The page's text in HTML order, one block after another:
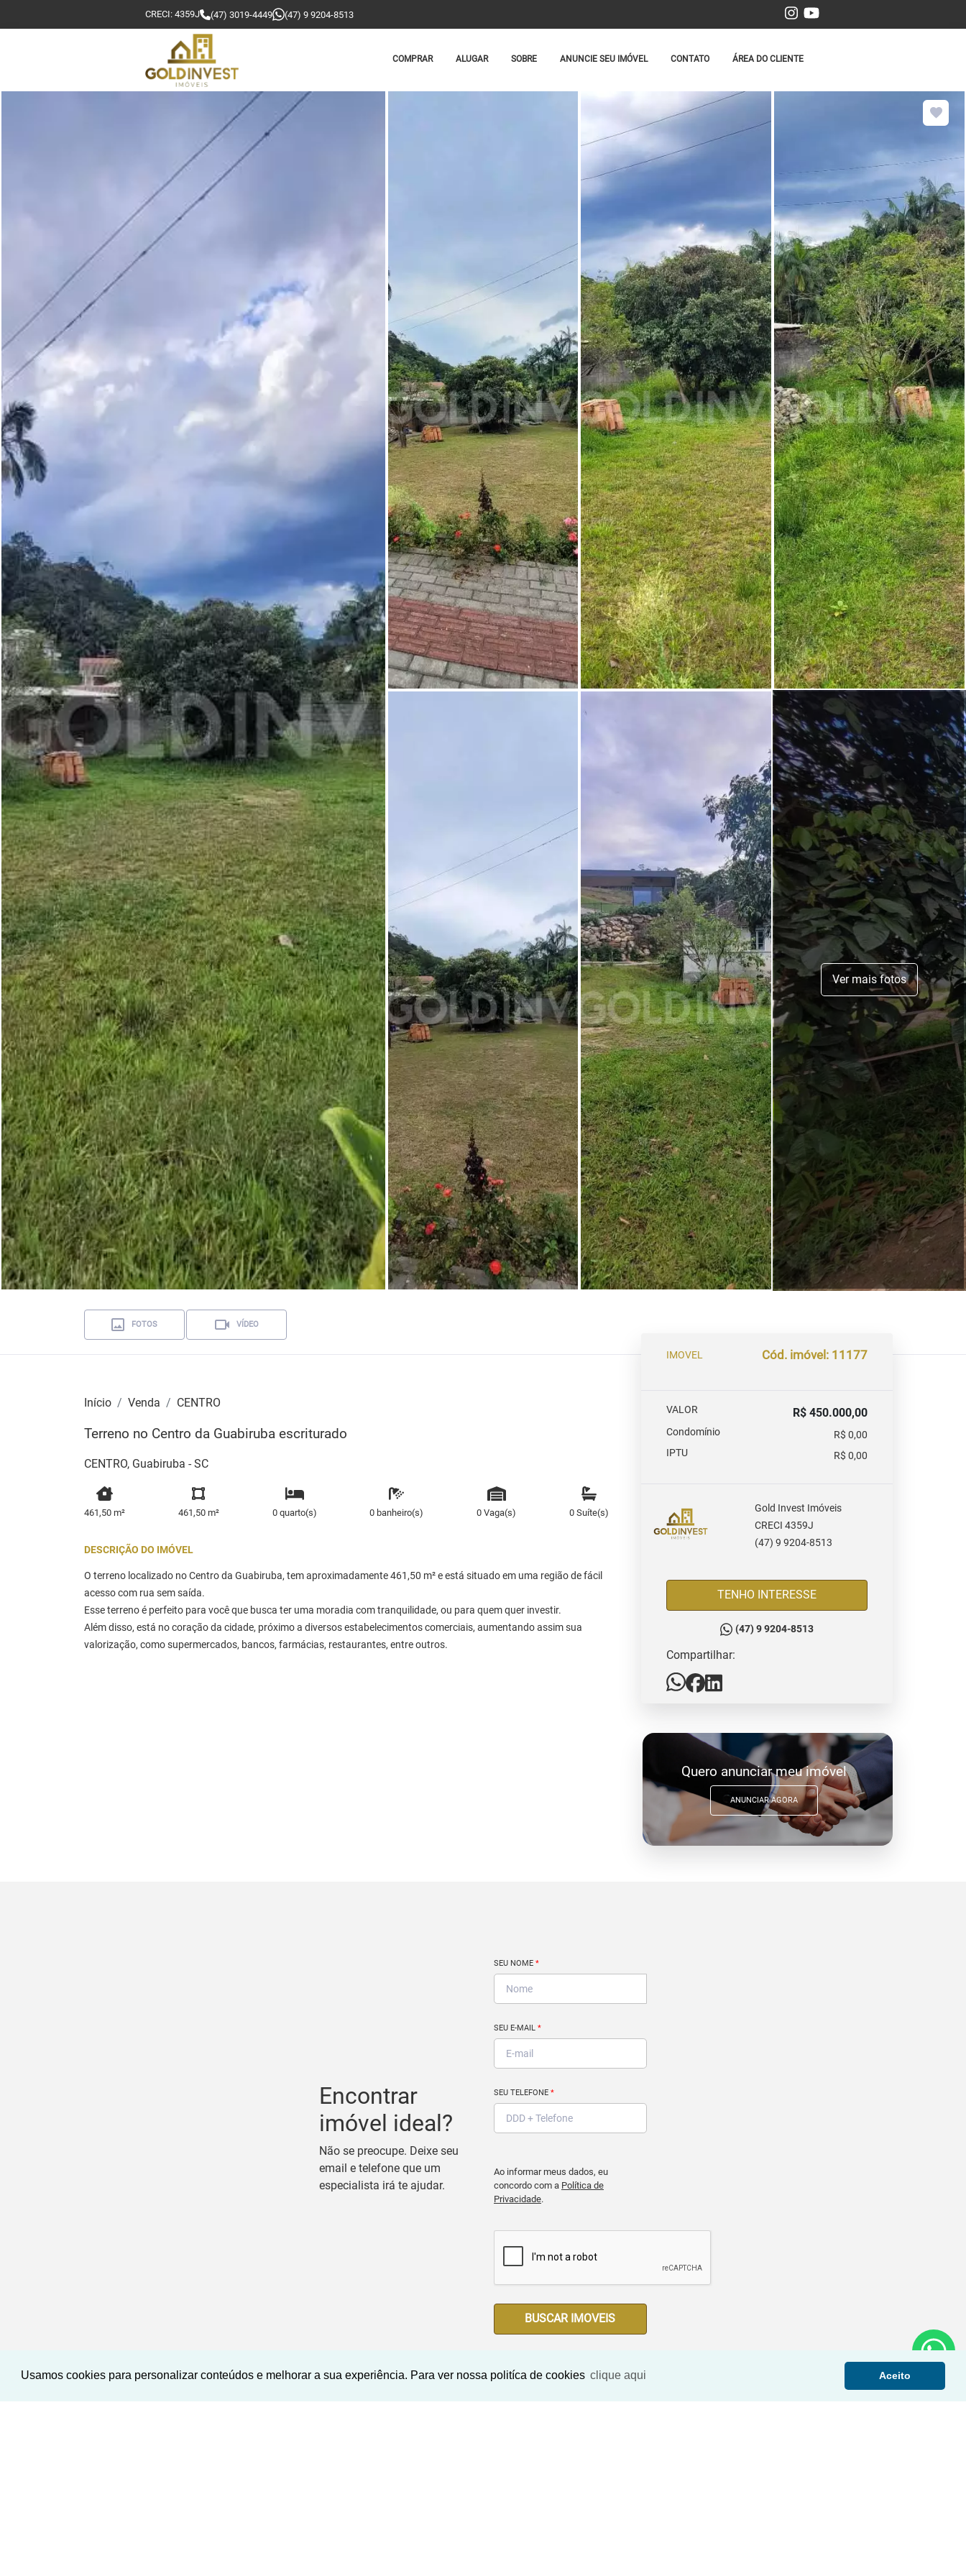
Usamos cookies para personalizar conteúdos e melhorar a sua experiência. Para ver nossa politíca de cookies clique aqui Aceito
CRECI: 4359J (47) 3019-4449 (47) 9 9204-8513
COMPRAR ALUGAR SOBRE ANUNCIE SEU IMÓVEL CONTATO ÁREA DO CLIENTE
Ver mais fotos
FOTOS VÍDEO
Início Venda CENTRO
Terreno no Centro da Guabiruba escriturado
CENTRO, Guabiruba - SC
461,50 m² 461,50 m² 0 quarto(s) 0 banheiro(s) 0 Vaga(s) 0 Suíte(s)
DESCRIÇÃO DO IMÓVEL
O terreno localizado no Centro da Guabiruba, tem aproximadamente 461,50 m² e está situado em uma região de fácil
acesso com rua sem saída.
Esse terreno é perfeito para você que busca ter uma moradia com tranquilidade, ou para quem quer investir.
Além disso, está no coração da cidade, próximo a diversos estabelecimentos comerciais, aumentando assim sua
valorização, como supermercados, bancos, farmácias, restaurantes, entre outros.
IMOVEL Cód. imóvel: 11177
VALOR R$ 450.000,00
Condomínio
R$ 0,00
IPTU
R$ 0,00
Gold Invest Imóveis
CRECI 4359J
(47) 9 9204-8513
TENHO INTERESSE
(47) 9 9204-8513
Compartilhar:
Quero anunciar meu imóvel
ANUNCIAR AGORA
Encontrar
imóvel ideal?
Não se preocupe. Deixe seu
email e telefone que um
especialista irá te ajudar.
SEU NOME *
SEU E-MAIL *
SEU TELEFONE *
Ao informar meus dados, eu
concordo com a Política de
Privacidade.
BUSCAR IMOVEIS